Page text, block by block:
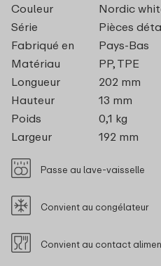
Couleur
Nordic
Série
Pièces
Fabriqué en
Pays-Bas
Matériau
PP, TPE
Longueur
202 mm
Hauteur
13 mm
Poids
0,1 kg
Largeur
192 mm
Passe au lave-vaisselle
Convient au congélateur
Convient au contact